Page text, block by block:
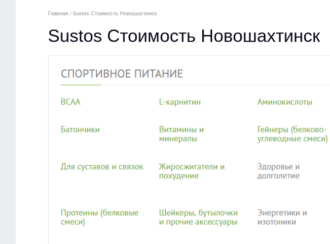
Главная / Sustos Стоимость Новошахтинск
Sustos Стоимость Новошахтинск